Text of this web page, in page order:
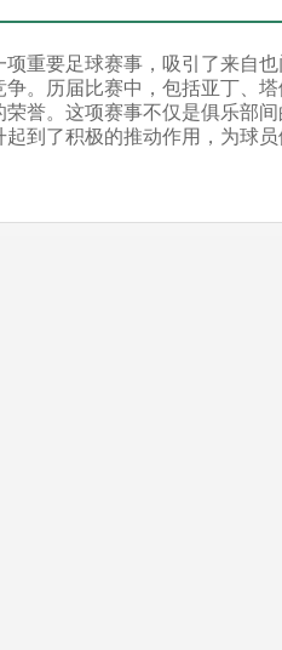
重要足球赛事，吸引了来自
。历届比赛中，包括亚丁、
誉。这项赛事不仅是俱乐部
到了积极的推动作用，为球